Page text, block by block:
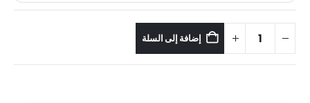
إضافة إلى السلة